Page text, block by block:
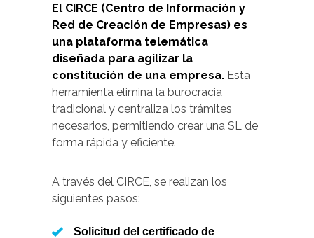
El CIRCE (Centro de Información y
Red de Creación de Empresas) es
una plataforma telemática
diseñada para agilizar la
constitución de una empresa. Esta
herramienta elimina la burocracia
tradicional y centraliza los trámites
necesarios, permitiendo crear una SL de
forma rápida y eficiente.
A través del CIRCE, se realizan los
siguientes pasos:
Solicitud del certificado de